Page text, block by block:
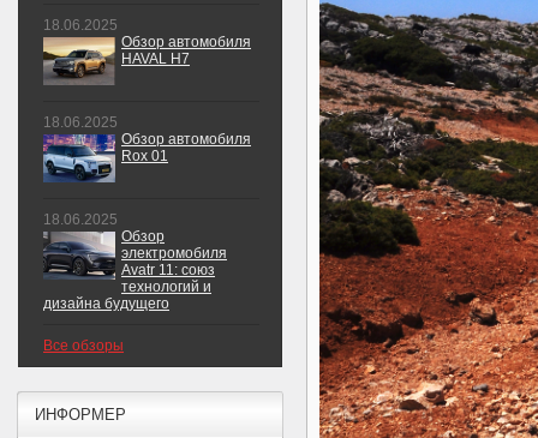
18.06.2025
Обзор автомобиля
HAVAL H7
18.06.2025
Обзор автомобиля
Rox 01
18.06.2025
Обзор
электромобиля
Avatr 11: союз
технологий и
дизайна будущего
Все обзоры
ИНФОРМЕР